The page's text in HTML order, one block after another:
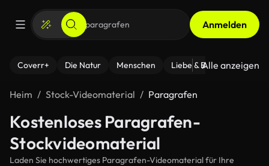
Anmelden
Coverr+ Die Natur Menschen Liebe & Beziehungen
Alle anzeigen
Heim Stock-Videomaterial Paragrafen
Kostenloses Paragrafen-
Stockvideomaterial
Laden Sie hochwertiges Paragrafen-Videomaterial für Ihre